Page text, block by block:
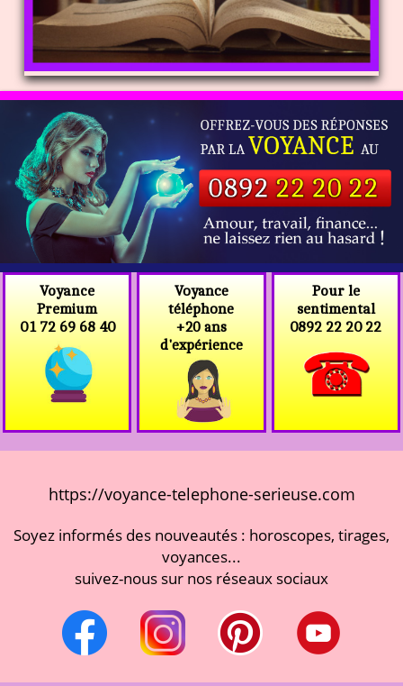
Voyance
Premium
01 72 69 68 40
Voyance
téléphone
+20 ans
d'expérience
Pour le
sentimental
0892 22 20 22
https://voyance-telephone-serieuse.com
Soyez informés des nouveautés : horoscopes, tirages,
voyances...
suivez-nous sur nos réseaux sociaux